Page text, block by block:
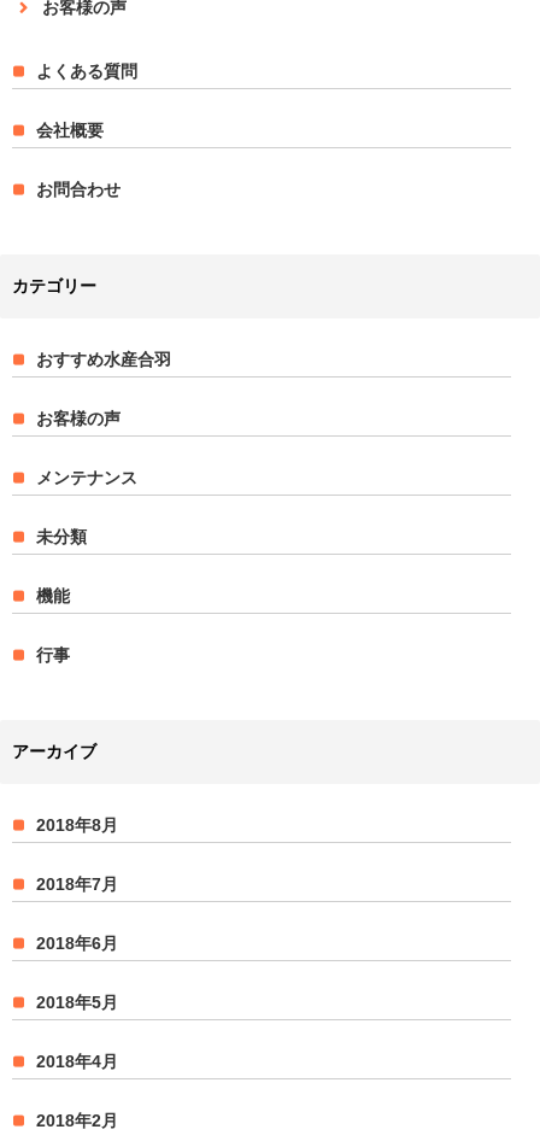
お客様の声
よくある質問
会社概要
お問合わせ
カテゴリー
おすすめ水産合羽
お客様の声
メンテナンス
未分類
機能
行事
アーカイブ
2018年8月
2018年7月
2018年6月
2018年5月
2018年4月
2018年2月